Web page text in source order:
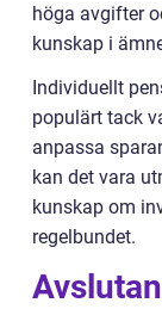
höga avgifter
kunskap i
Individuellt
populärt tack
anpassa
kan det vara
kunskap om
regelbundet.